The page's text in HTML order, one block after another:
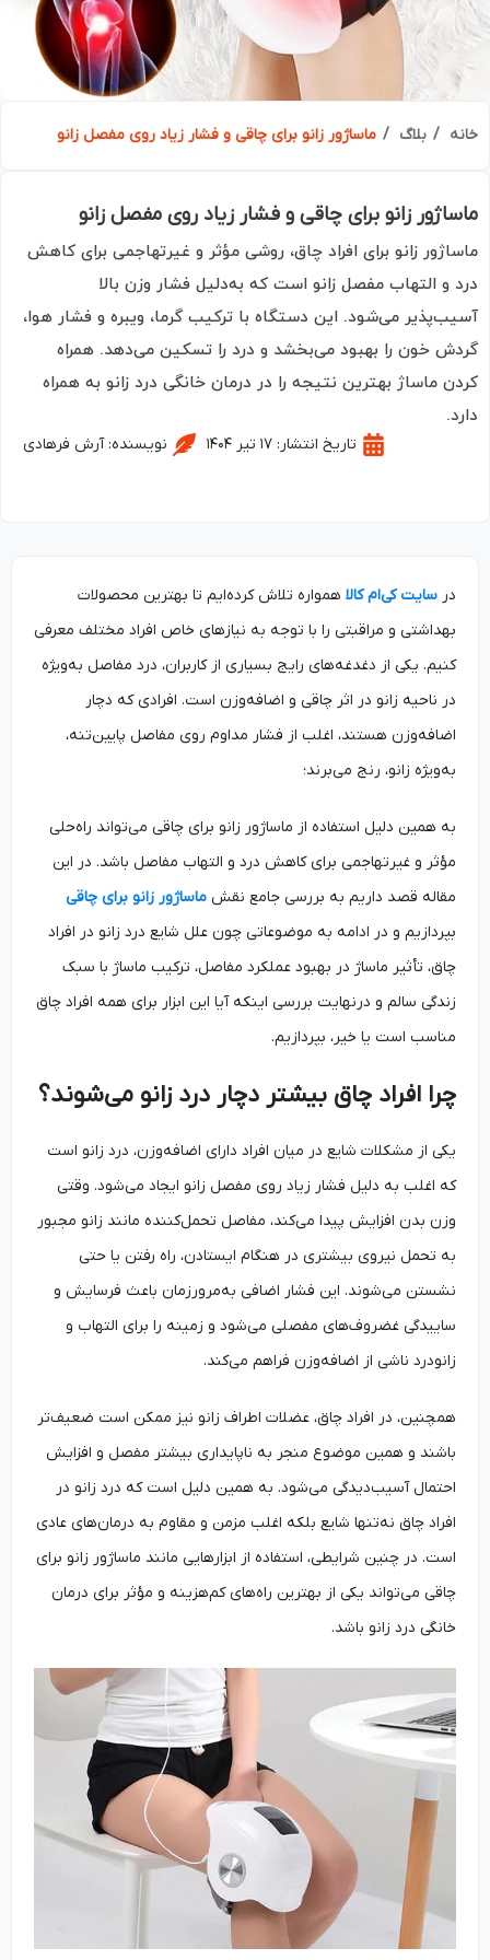
بلاگ ماساژور زانو برای چاقی و فشار زیاد روی مفصل زانو
زانو برای چاقی و فشار زیاد روی مفصل زانو
زانو برای افراد چاق، روشی مؤثر و غیرتهاجمی برای کاهش
و التهاب مفصل زانو است که به‌دلیل فشار وزن بالا
می‌شود. این دستگاه با ترکیب گرما، ویبره و فشار هوا،
خون را بهبود می‌بخشد و درد را تسکین می‌دهد. همراه
ماساژ بهترین نتیجه را در درمان خانگی درد زانو به همراه
تاریخ انتشار: ۱۷ تیر ۱۴۰۴ نویسنده:آرش فرهادی
سایت کی‌ام کالا همواره تلاش کرده‌ایم تا بهترین محصولات
بهداشتی و مراقبتی را با توجه به نیازهای خاص افراد مختلف معرفی
کنیم. یکی از دغدغه‌های رایج بسیاری از کاربران، درد مفاصل به‌ویژه
در ناحیه زانو در اثر چاقی و اضافه‌وزن است. افرادی که دچار
اضافه‌وزن هستند، اغلب از فشار مداوم روی مفاصل پایین‌تنه،
به‌ویژه زانو، رنج می‌برند؛
به همین دلیل استفاده از ماساژور زانو برای چاقی می‌تواند راه‌حلی
مؤثر و غیرتهاجمی برای کاهش درد و التهاب مفاصل باشد. در این
مقاله قصد داریم به بررسی جامع نقشماساژور زانو برای چاقی
بپردازیم و در ادامه به موضوعاتی چون علل شایع درد زانو در افراد
چاق، تأثیر ماساژ در بهبود عملکرد مفاصل، ترکیب ماساژ با سبک
زندگی سالم و درنهایت بررسی اینکه آیا این ابزار برای همه افراد چاق
مناسب است یا خیر، بپردازیم.
چرا افراد چاق بیشتر دچار درد زانو می‌شوند؟
یکی از مشکلات شایع در میان افراد دارای اضافه‌وزن، درد زانو است
که اغلب به دلیل فشار زیاد روی مفصل زانو ایجاد می‌شود. وقتی
وزن بدن افزایش پیدا می‌کند، مفاصل تحمل‌کننده مانند زانو مجبور
به تحمل نیروی بیشتری در هنگام ایستادن، راه رفتن یا حتی
نشستن می‌شوند. این فشار اضافی به‌مرورزمان باعث فرسایش و
ساییدگی غضروف‌های مفصلی می‌شود و زمینه را برای التهاب و
زانودرد ناشی از اضافه‌وزن فراهم می‌کند.
همچنین، در افراد چاق، عضلات اطراف زانو نیز ممکن است ضعیف‌تر
باشند و همین موضوع منجر به ناپایداری بیشتر مفصل و افزایش
احتمال آسیب‌دیدگی می‌شود. به همین دلیل است که درد زانو در
افراد چاق نه‌تنها شایع بلکه اغلب مزمن و مقاوم به درمان‌های عادی
است. در چنین شرایطی، استفاده از ابزارهایی مانند ماساژور زانو برای
چاقی می‌تواند یکی از بهترین راه‌های کم‌هزینه و مؤثر برای درمان
خانگی درد زانو باشد.